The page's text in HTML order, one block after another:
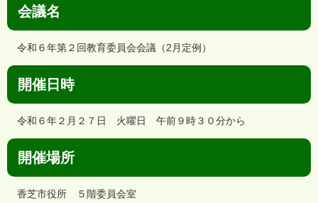
会議名
令和６年第２回教育委員会会議（2月定例）
開催日時
令和６年２月２７日 火曜日 午前９時３０分から
開催場所
香芝市役所 ５階委員会室